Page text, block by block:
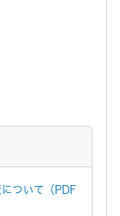
ついて（PDF